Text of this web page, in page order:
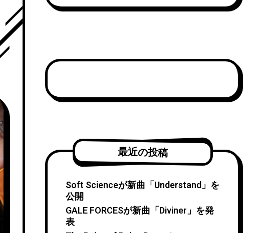
最近の投稿
Soft Scienceが新曲「Understand」を
公開
GALE FORCESが新曲「Diviner」を発
表